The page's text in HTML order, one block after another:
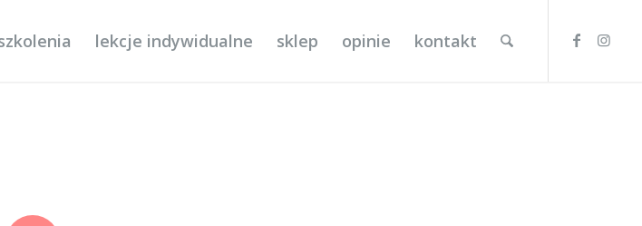
lekcje indywidualne sklep opinie kontakt